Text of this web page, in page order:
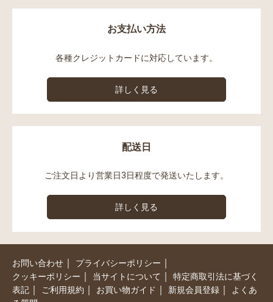
お支払い方法
各種クレジットカードに対応しています。
詳しく見る
配送日
ご注文日より営業日3日程度で発送いたします。
詳しく見る
お問い合わせ ｜ プライバシーポリシー ｜
クッキーポリシー ｜ 当サイトについて ｜ 特定商取引法に基づく
表記 ｜ ご利用規約 ｜ お買い物ガイド ｜ 新規会員登録 ｜
よくあ